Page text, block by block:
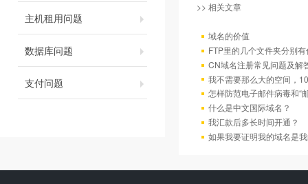
主机租用问题
数据库问题
支付问题
>> 相关文章
域名的价值
FTP里的几个文件夹分别
CN域名注册常见问题及解
我不需要那么大的空间，
怎样防范电子邮件病毒和“
什么是中文国际域名？
我汇款后多长时间开通？
如果我要证明我的域名是